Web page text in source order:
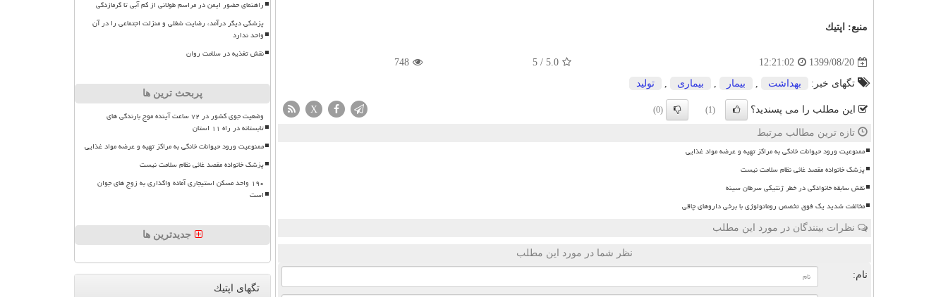
منبع: اپتیك
1399/08/20
12:21:02
5.0
/
5
748
تگهای خبر: بهداشت , بیمار , بیماری , تولید
این مطلب را می پسندید؟ (1)
(0)
X
تازه ترین مطالب مرتبط
ممنوعیت ورود حیوانات خانگی به مراکز تهیه و عرضه مواد غذایی
پزشک خانواده مقصد غائی نظام سلامت نیست
نقش سابقه خانوادگی در خطر ژنتیکی سرطان سینه
مخالفت شدید یک فوق تخصص روماتولوژی با برخی داروهای چاقی
نظرات بینندگان در مورد این مطلب
نظر شما در مورد این مطلب
نام:
راهنمای حضور ایمن در مراسم طولانی از کم آبی تا گرمازدگی
پزشکی دیگر درآمد، رضایت شغلی و منزلت اجتماعی را در آن
واحد ندارد
نقش تغذیه در سلامت روان
پربحث ترین ها
وضعیت جوی کشور در ۷۲ ساعت آینده موج بارندگی های
تابستانه در راه ۱۱ استان
ممنوعیت ورود حیوانات خانگی به مراکز تهیه و عرضه مواد غذایی
پزشک خانواده مقصد غائی نظام سلامت نیست
۱۹۰ واحد مسکن استیجاری آماده واگذاری به زوج های جوان
است
جدیدترین ها
تگهای اپتیك